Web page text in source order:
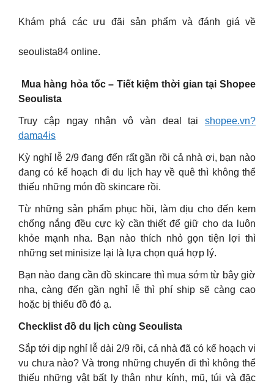
Khám phá các ưu đãi sản phẩm và đánh giá về
seoulista84 online.
️ Mua hàng hỏa tốc – Tiết kiệm thời gian tại Shopee
Seoulista
Truy cập ngay nhận vô vàn deal tại shopee.vn?
dama4is
Kỳ nghỉ lễ 2/9 đang đến rất gần rồi cả nhà ơi, bạn nào
đang có kế hoạch đi du lịch hay về quê thì không thể
thiếu những món đồ skincare rồi.
Từ những sản phẩm phục hồi, làm dịu cho đến kem
chống nắng đều cực kỳ cần thiết để giữ cho da luôn
khỏe mạnh nha. Bạn nào thích nhỏ gọn tiện lợi thì
những set minisize lại là lựa chọn quá hợp lý.
Bạn nào đang cần đồ skincare thì mua sớm từ bây giờ
nha, càng đến gần nghỉ lễ thì phí ship sẽ càng cao
hoặc bị thiếu đồ đó ạ.
Checklist đồ du lịch cùng Seoulista
Sắp tới dịp nghỉ lễ dài 2/9 rồi, cả nhà đã có kế hoạch vi
vu chưa nào? Và trong những chuyến đi thì không thể
thiếu những vật bất ly thân như kính, mũ, túi và đặc